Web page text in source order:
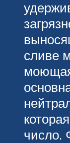
сливе
число.